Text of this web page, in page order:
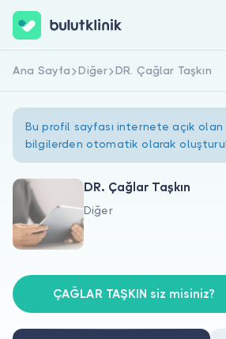
Hakkımızda
Doktorlar için
Hemen Kaydol
Ana Sayfa Diğer DR. Çağlar Taşkın
Bu profil sayfası internete açık olan
bilgilerden otomatik olarak
DR. Çağlar Taşkın
Diğer
ÇAĞLAR TAŞKIN siz misiniz?